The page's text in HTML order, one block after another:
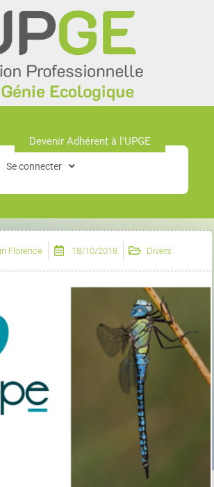
Devenir Adhérent à l'UPGE​
Se connecter
Florence 18/10/2018 Divers